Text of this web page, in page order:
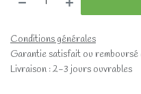
Conditions générales
Garantie satisfait ou
Livraison : 2-3 jours ouvrables